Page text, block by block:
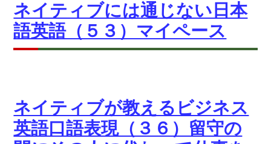
ネイティブには通じない日本
語英語（５３）マイペース
ネイティブが教えるビジネス
英語口語表現（３６）留守の